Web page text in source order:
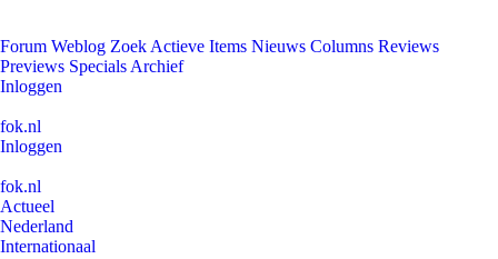
Forum Weblog Zoek Actieve Items Nieuws Columns Reviews
Previews Specials Archief
Inloggen
fok.nl
Inloggen
fok.nl
Actueel
Nederland
Internationaal